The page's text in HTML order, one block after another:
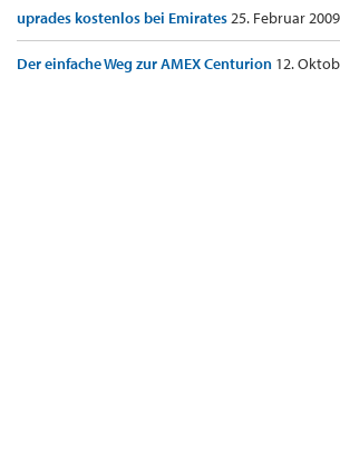
uprades kostenlos bei Emirates25. Februar 2009
Der einfache Weg zur AMEX Centurion 12.